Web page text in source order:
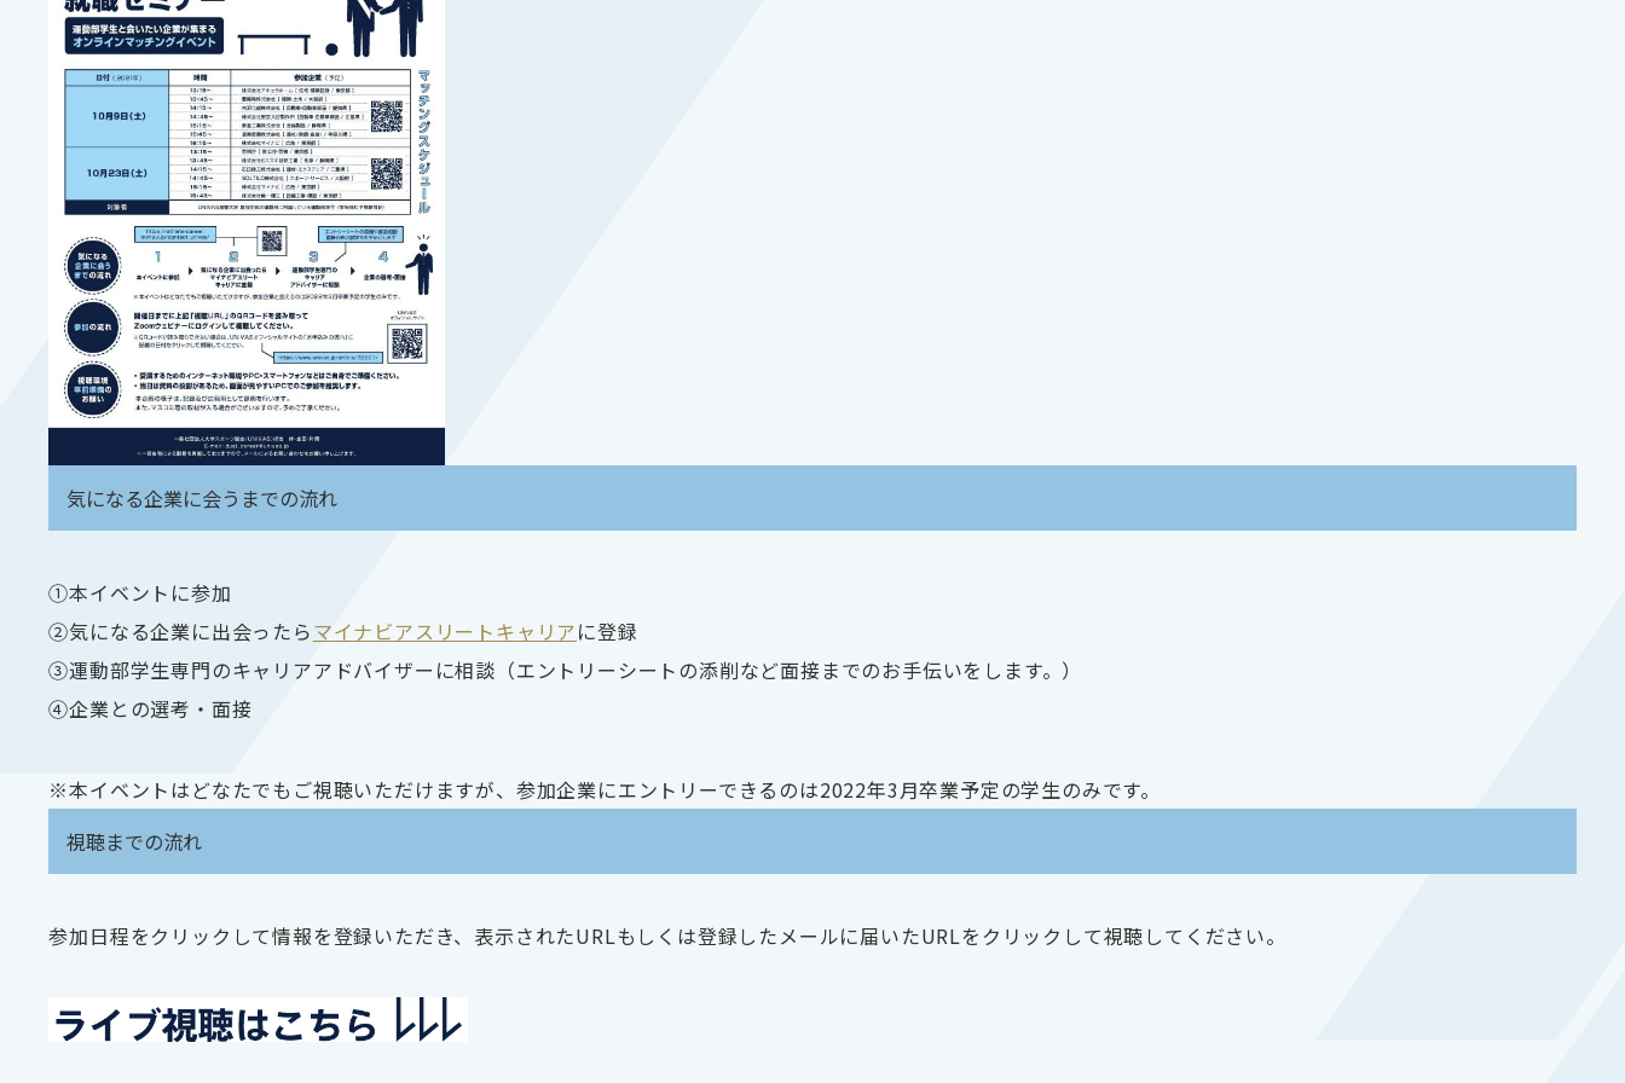
気になる企業に会うまでの流れ
①本イベントに参加
②気になる企業に出会ったらマイナビアスリートキャリアに登録
③運動部学生専門のキャリアアドバイザーに相談（エントリーシートの添削など面接までのお手伝いをします。）
④企業との選考・面接
※本イベントはどなたでもご視聴いただけますが、参加企業にエントリーできるのは2022年3月卒業予定の学生のみです。
視聴までの流れ
参加日程をクリックして情報を登録いただき、表示されたURLもしくは登録したメールに届いたURLをクリックして視聴してください。